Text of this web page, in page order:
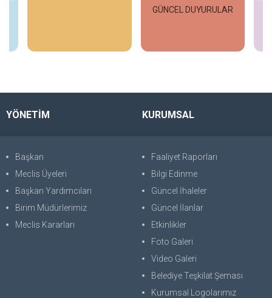
GÜNCEL DUYURULAR
YÖNETİM
Başkan
Meclis Üyeleri
Başkan Yardımcıları
Birim Müdürlerimiz
Meclis Kararları
KURUMSAL
Faaliyet Raporları
Bilgi Edinme
Güncel İhaleler
Güncel İlanlar
Etkinlikler
Foto Galeri
Video Galeri
Belediye Teşkilat Şeması
Kurumsal Logolarımız